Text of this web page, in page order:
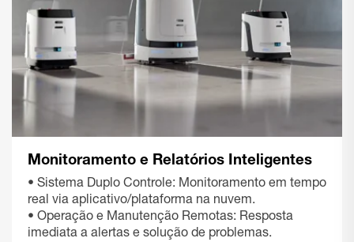
Monitoramento e Relatórios Inteligentes
• Sistema Duplo Controle: Monitoramento em tempo
real via aplicativo/plataforma na nuvem.
• Operação e Manutenção Remotas: Resposta
imediata a alertas e solução de problemas.